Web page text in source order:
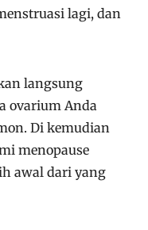
lagi, dan
langsung
ovarium Anda
Di kemudian
menopause
awal dari yang